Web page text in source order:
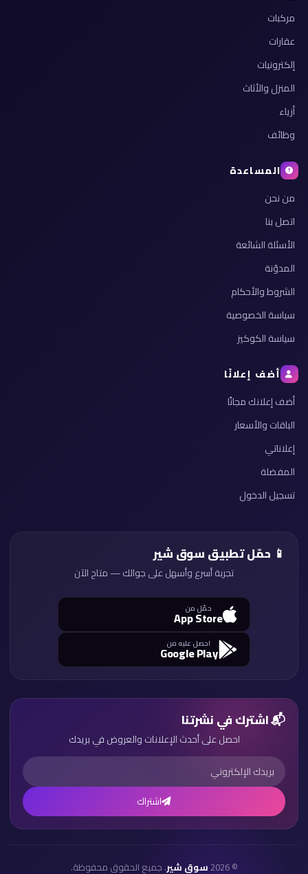
مركبات
عقارات
إلكترونيات
المنزل والأثاث
أزياء
وظائف
المساعدة
من نحن
اتصل بنا
الأسئلة الشائعة
المدوّنة
الشروط والأحكام
سياسة الخصوصية
سياسة الكوكيز
أضف إعلانًا
أضف إعلانك مجانًا
الباقات والأسعار
إعلاناتي
المفضلة
تسجيل الدخول
📱 حمّل تطبيق سوق شير
تجربة أسرع وأسهل على جوالك — متاح الآن
حمّل من
App Store
احصل عليه من
Google Play
📬 اشترك في نشرتنا
احصل على أحدث الإعلانات والعروض في بريدك
اشتراك
© 2026 سوق شير. جميع الحقوق محفوظة.